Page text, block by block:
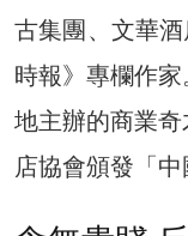
古集團、文華
時報》專欄作
地主辦的商業
店協會頒發「中